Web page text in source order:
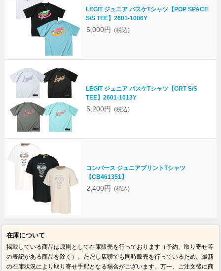
LEGIT ジュニア バスケTシャツ【POP SPACE
S/S TEE】2601-1006Y
5,000円 (税込)
LEGIT ジュニア バスケTシャツ【CRT S/S
TEE】2601-1013Y
5,200円 (税込)
コンバース ジュニアプリントTシャツ
【CB461351】
2,400円 (税込)
在庫について
掲載している商品は原則として在庫販売を行っております（予約、取り寄せ等
の表記がある商品を除く）。ただし店頭でも同時販売を行っているため、最新
の在庫状況により取り寄せ手配となる場合がございます。万一、ご注文後に商